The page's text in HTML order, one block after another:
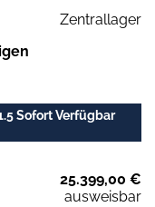
Zentrallager
Sofort Verfügbar
25.399,00 €
ausweisbar